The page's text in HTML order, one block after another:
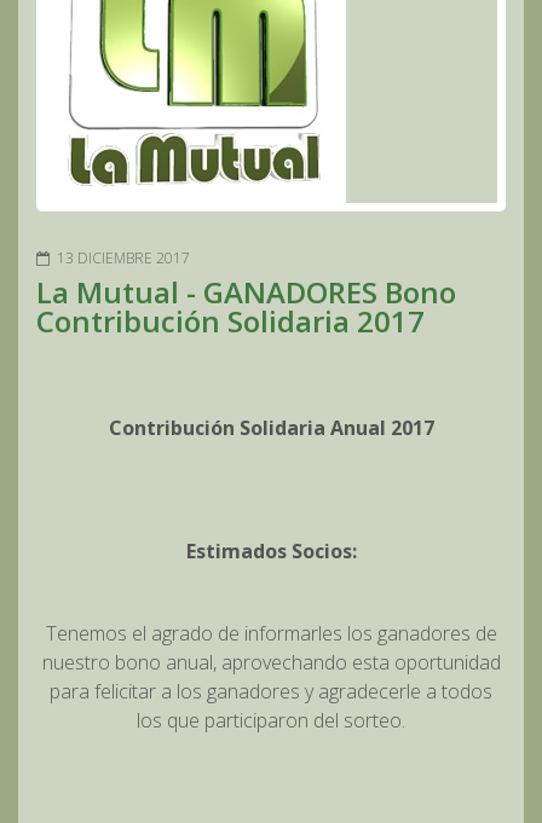
13 DICIEMBRE 2017
La Mutual - GANADORES Bono
Contribución Solidaria 2017
Contribución Solidaria Anual 2017
Estimados Socios:
Tenemos el agrado de informarles los ganadores de
nuestro bono anual, aprovechando esta oportunidad
para felicitar a los ganadores y agradecerle a todos
los que participaron del sorteo.